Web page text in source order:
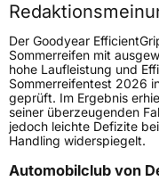
Höchstgeschwindigkeit
Lastindex98
Höchstlast750 kg
Generelle Merkmale
FahrzeugtypPKW
Der Goodyear
Sommerreifen mit
hohe Laufleistung und
Sommerreifentest 2026
geprüft. Im Ergebnis
seiner überzeugenden
jedoch leichte Defizite
Handling widerspiegelt.
Automobilclub von